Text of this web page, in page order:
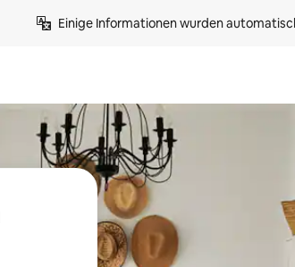
Einige Informationen wurden